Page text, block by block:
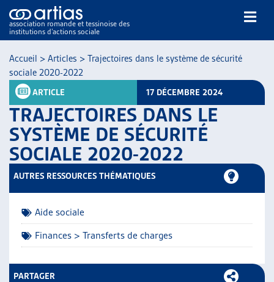
association romande et tessinoise des
institutions d’actions sociale
NOS PUBLICATIONS
ARTICLES
RESSOURCES
THÉMATIQUES
AUTRES
Accueil > Articles > Trajectoires dans le système de sécurité
sociale 2020-2022
ARTICLE 17 DÉCEMBRE 2024
TRAJECTOIRES DANS LE
SYSTÈME DE SÉCURITÉ
SOCIALE 2020-2022
AUTRES RESSOURCES THÉMATIQUES
Aide sociale
Finances > Transferts de charges
PARTAGER